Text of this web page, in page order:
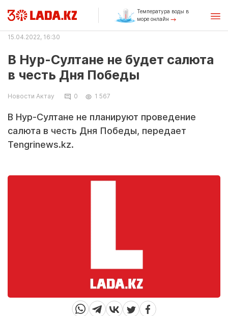
Температура воды в
море онлайн
15.04.2022, 16:30
В Нур-Султане не будет салюта
в честь Дня Победы
Новости Актау 0 1 567
В Нур-Султане не планируют проведение
салюта в честь Дня Победы, передает
Tengrinews.kz.